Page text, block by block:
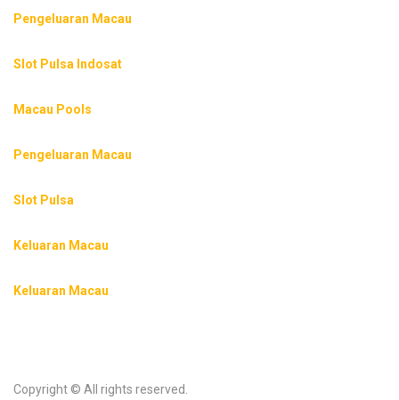
Pengeluaran Macau
Slot Pulsa Indosat
Macau Pools
Pengeluaran Macau
Slot Pulsa
Keluaran Macau
Keluaran Macau
Copyright © All rights reserved.